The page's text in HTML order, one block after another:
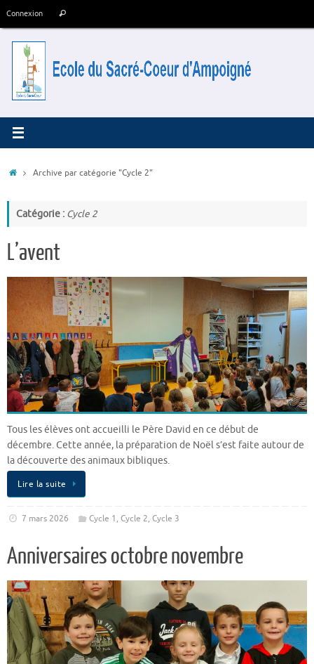
Connexion Rechercher
AccueilArchive par catégorie "Cycle 2"
Catégorie : Cycle 2
L’avent
Tous les élèves ont accueilli le Père David en ce début de
décembre. Cette année, la préparation de Noël s’est faite autour de
la découverte des animaux bibliques.
Lire la suite
7 mars 2026 Cycle 1,Cycle 2,Cycle 3
Anniversaires octobre novembre